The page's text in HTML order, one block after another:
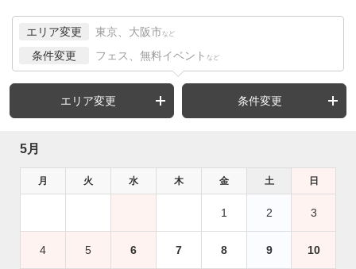
エリア変更 東京、大阪市 など
条件変更 フェス、無料イベント など
エリア変更 条件変更
5月
月 火 水 木 金 土 日
1 2 3
4 5 6 7 8 9 10